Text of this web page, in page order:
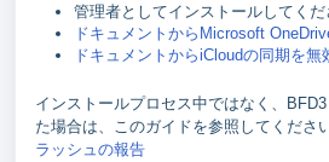
管理者としてインストールしてくだ
ドキュメントからMicrosoft
ドキュメントからiCloudの同期を無
インストールプロセス中ではなく、
た場合は、このガイドを参照してくださ
ラッシュの報告